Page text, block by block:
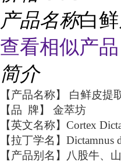
产品名称白
查看相似产
简介
【产品名称】
白鲜皮提
【品 牌】
金萃坊
【英文名称】 Cortex
【拉丁学名 】 Dictamnus
【产品别名】八股牛、